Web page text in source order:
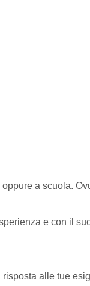
a scuola.
e con il
alle tue